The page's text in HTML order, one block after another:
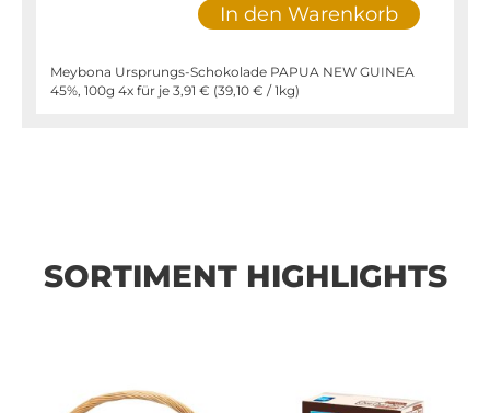
In den Warenkorb
Meybona Ursprungs-Schokolade PAPUA NEW GUINEA
45%, 100g 4x für je 3,91 € (39,10 € / 1kg)
SORTIMENT HIGHLIGHTS